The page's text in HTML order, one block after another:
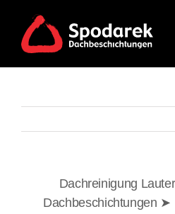
content
Dachreinigung
Dachbeschichtungen ➤